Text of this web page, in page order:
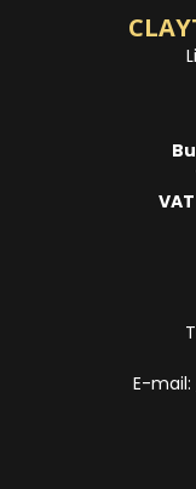
E-mail: